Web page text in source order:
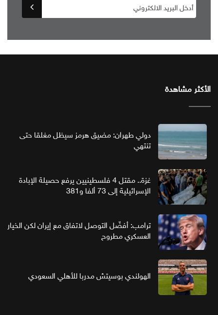
الأكثر مشاهدة
دولي طهران: مضيق هرمز سيظل مغلقا حتى
تنتهي
غزة.. مقتل 4 فلسطينيين يرفع حصيلة الإبادة
الإسرائيلية إلى 73 ألفا و381
ترامب: أفضّل التوصل لاتفاق مع إيران لكن الخيار
العسكري مطروح
الهولندي بوسيتش مدربا للأهلي السعودي